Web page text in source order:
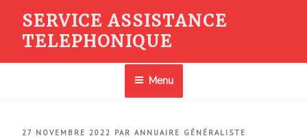
contenu
SERVICE ASSISTANCE
TELEPHONIQUE
Menu
PUBLIÉ
27 NOVEMBRE 2022 PAR ANNUAIRE GÉNÉRALISTE